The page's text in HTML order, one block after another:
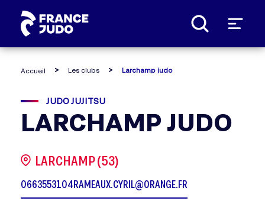
Accueil Les clubs Larchamp judo
JUDO JUJITSU
LARCHAMP JUDO
LARCHAMP (53)
0663553104RAMEAUX.CYRIL@ORANGE.FR